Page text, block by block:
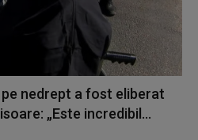
nedrept a fost eliberat
„Este incredibil...